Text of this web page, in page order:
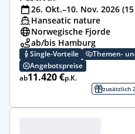
26. Okt.–10. Nov. 2026 (15
Hanseatic nature
Norwegische Fjorde
ab/bis Hamburg
Single-Vorteile
Themen-
Angebotspreise
ab11.420 €p.K.
zusätzlich